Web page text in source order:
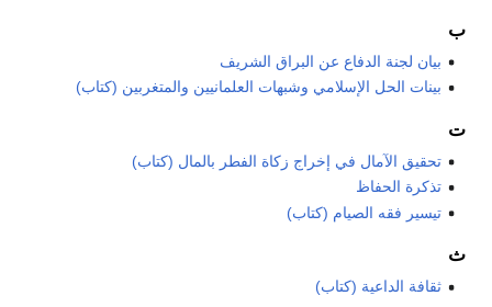
ب
بيان لجنة الدفاع عن البراق الشريف
بينات الحل الإسلامي وشبهات العلمانيين والمتغربين (كتاب)
ت
تحقيق الآمال في إخراج زكاة الفطر بالمال (كتاب)
تذكرة الحفاظ
تيسير فقه الصيام (كتاب)
ث
ثقافة الداعية (كتاب)